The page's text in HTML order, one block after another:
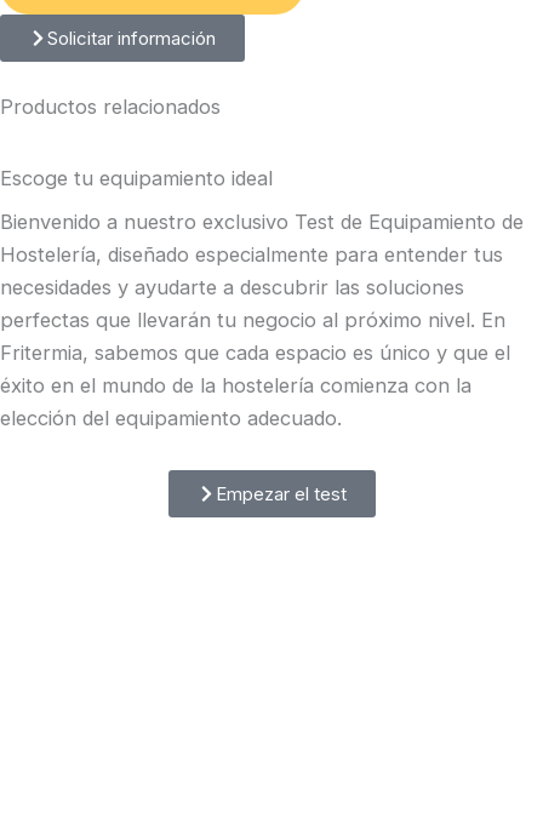
Solicitar información
Productos relacionados
Escoge tu equipamiento ideal
Bienvenido a nuestro exclusivo Test de Equipamiento de
Hostelería, diseñado especialmente para entender tus
necesidades y ayudarte a descubrir las soluciones
perfectas que llevarán tu negocio al próximo nivel. En
Fritermia, sabemos que cada espacio es único y que el
éxito en el mundo de la hostelería comienza con la
elección del equipamiento adecuado.
Empezar el test